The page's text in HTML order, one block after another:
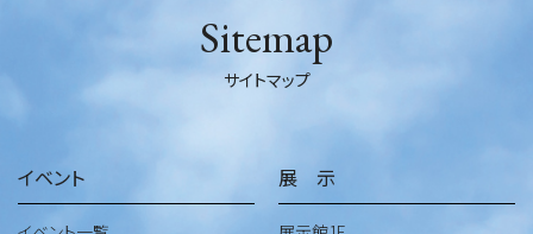
Sitemap
サイトマップ
イベント 展 示